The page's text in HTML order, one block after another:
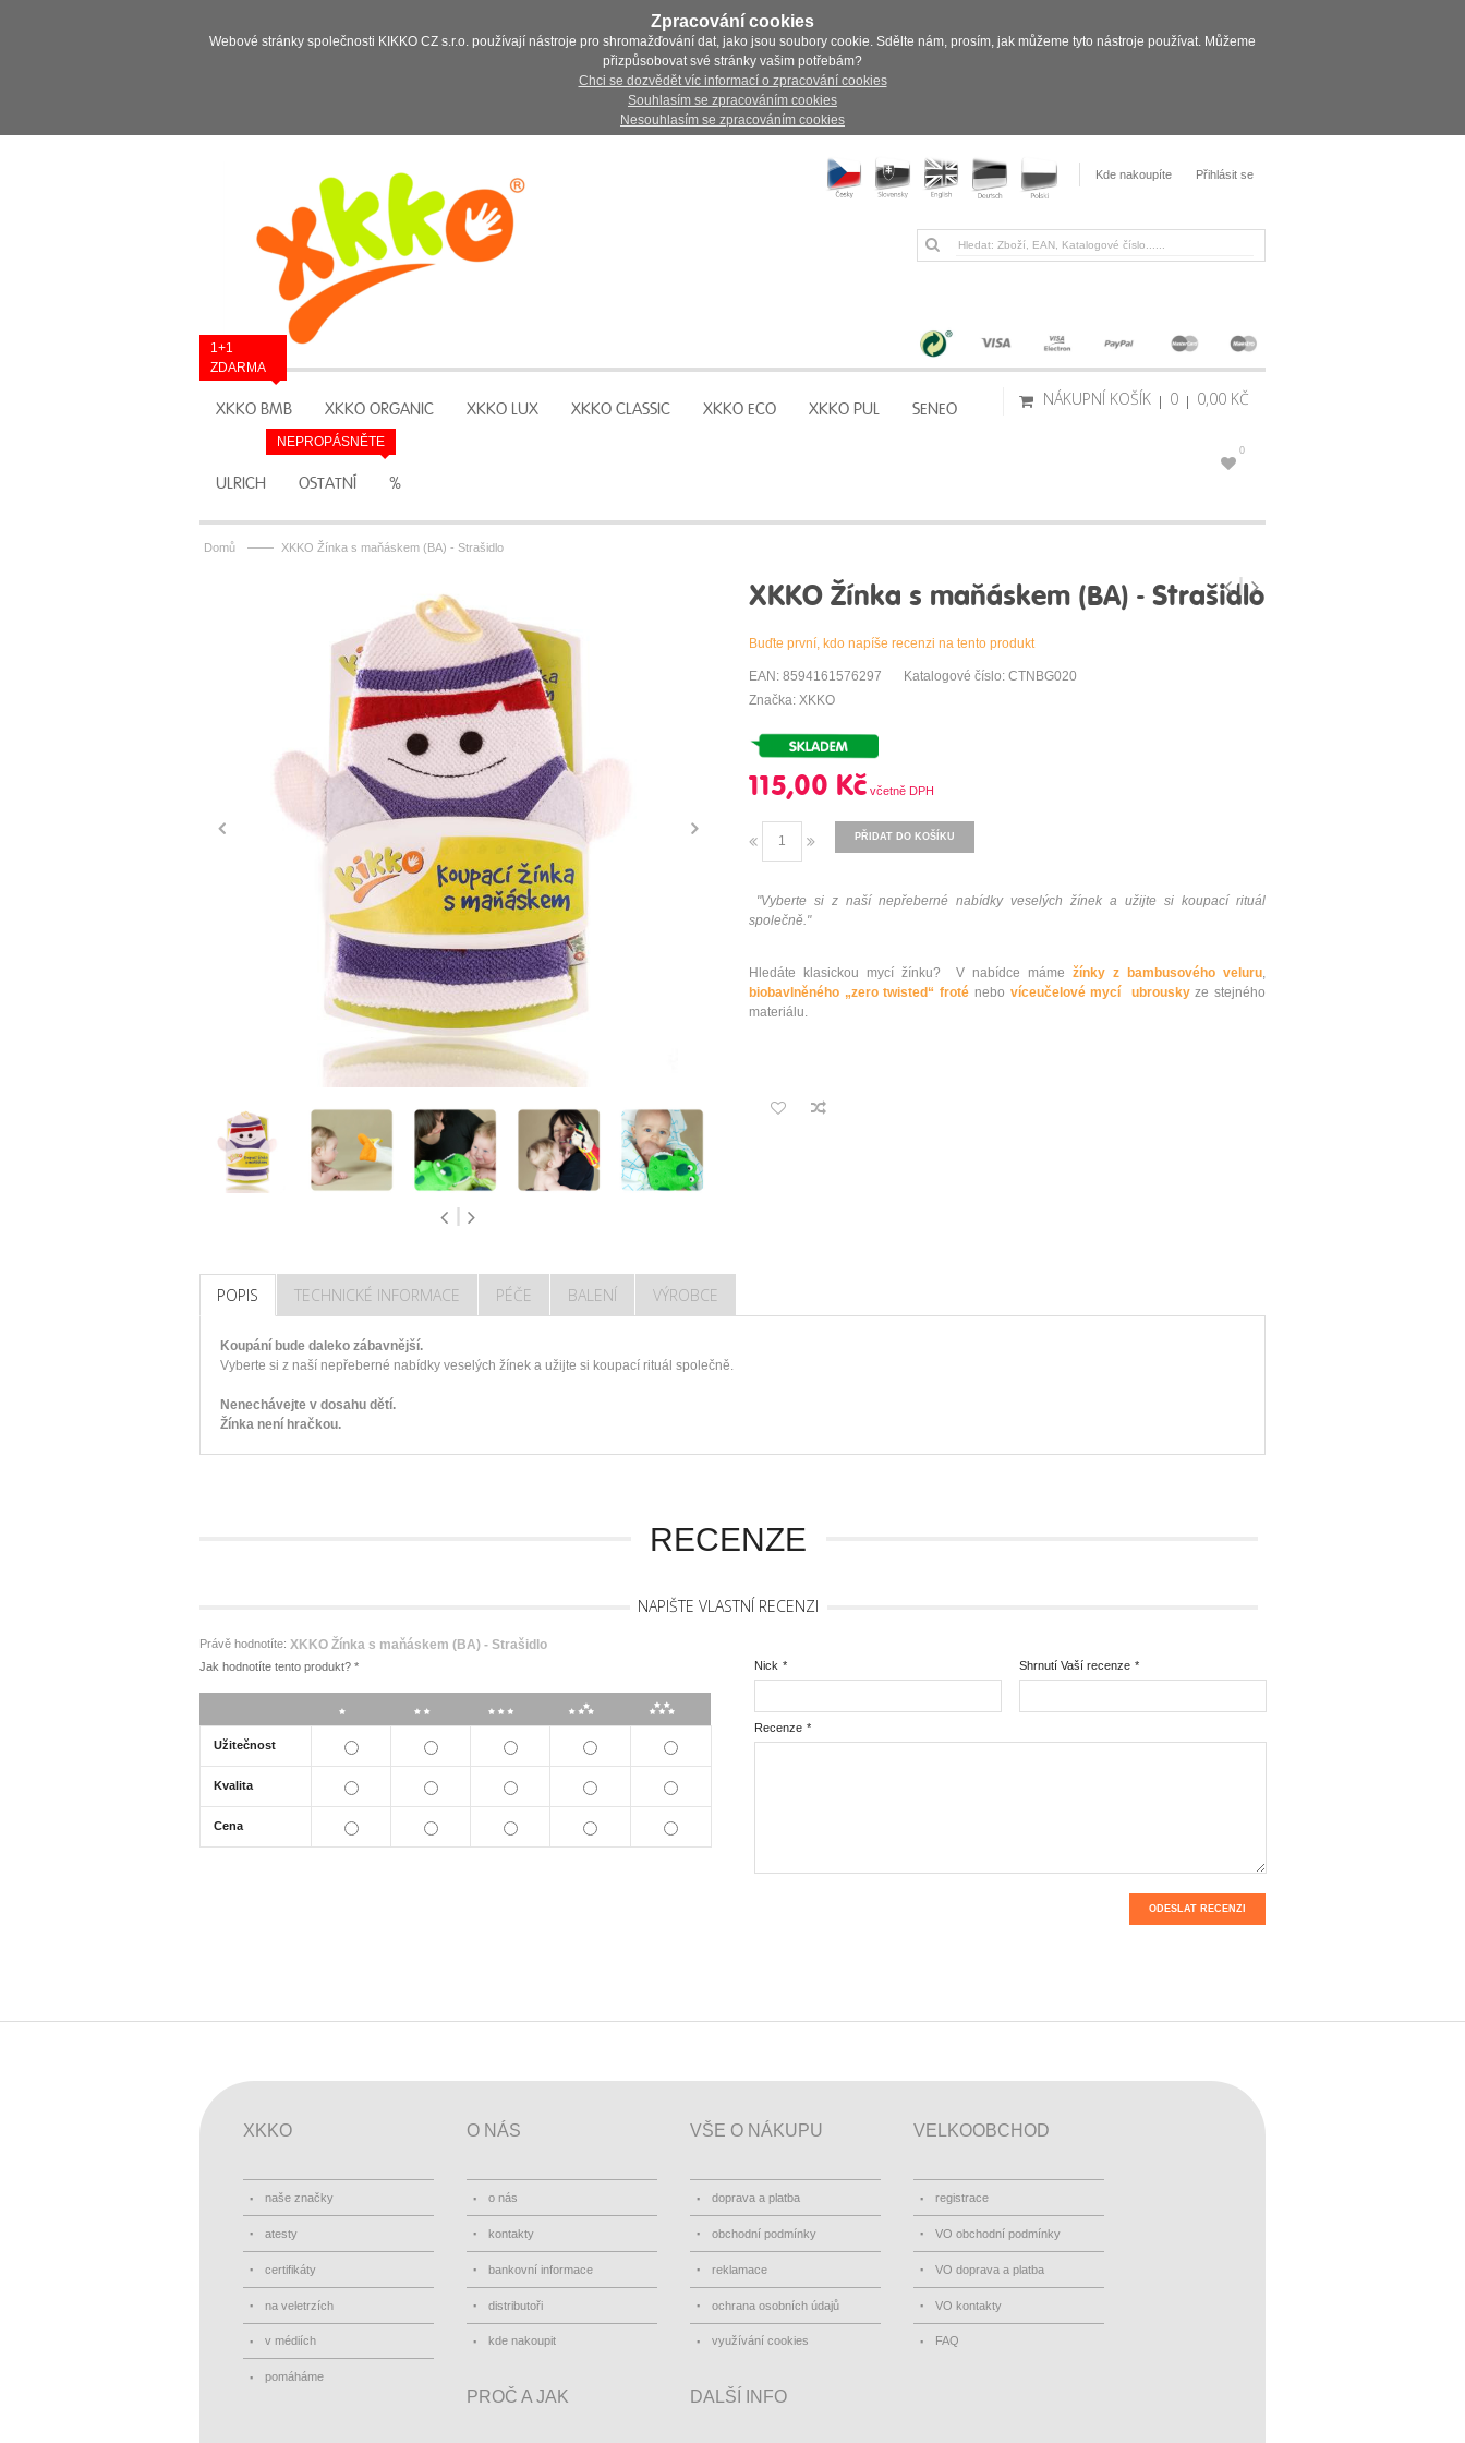
Zpracování cookies
Webové stránky společnosti KIKKO CZ s.r.o. používají nástroje pro shromažďování dat, jako jsou soubory cookie. Sdělte nám, prosím, jak můžeme tyto nástroje používat. Můžeme
přizpůsobovat své stránky vašim potřebám?
Chci se dozvědět víc informací o zpracování cookies
Souhlasím se zpracováním cookies
Nesouhlasím se zpracováním cookies
Kde nakoupíte Přihlásit se
XKKO BMB
1+1
ZDARMA
XKKO ORGANIC XKKO LUX XKKO CLASSIC XKKO ECO XKKO PUL SENEO
ULRICH OSTATNÍ %
NEPROPÁSNĚTE
NÁKUPNÍ KOŠÍK 0 0,00 KČ
0
Domů —— XKKO Žínka s maňáskem (BA) - Strašidlo
XKKO Žínka s maňáskem (BA) - Strašidlo
Buďte první, kdo napíše recenzi na tento produkt
EAN: 8594161576297
Katalogové číslo: CTNBG020
Značka: XKKO
115,00 Kč
PŘIDAT DO KOŠÍKU
"Vyberte si z naší nepřeberné nabídky veselých žínek a užijte si koupací rituál
společně."
Hledáte klasickou mycí žínku? V nabídce máme žínky z bambusového veluru,
biobavlněného „zero twisted“ froté nebo víceučelové mycí ubrouskyze stejného
materiálu.
POPIS TECHNICKÉ INFORMACE PÉČE BALENÍ VÝROBCE
Koupání bude daleko zábavnější.
Vyberte si z naší nepřeberné nabídky veselých žínek a užijte si koupací rituál společně.
Nenechávejte v dosahu dětí.
Žínka není hračkou.
RECENZE
NAPIŠTE VLASTNÍ RECENZI
Právě hodnotíte: XKKO Žínka s maňáskem (BA) - Strašidlo
Jak hodnotíte tento produkt? *
Užitečnost
Kvalita
Cena
*
Nick *
Shrnutí Vaší recenze
*
Recenze
ODESLAT RECENZI
XKKO
naše značky
atesty
certifikáty
na veletrzích
v médiích
pomáháme
O NÁS
o nás
kontakty
bankovní informace
distributoři
kde nakoupit
VŠE O NÁKUPU
doprava a platba
obchodní podmínky
reklamace
ochrana osobních údajů
využívání cookies
VELKOOBCHOD
registrace
VO obchodní podmínky
VO doprava a platba
VO kontakty
FAQ
PROČ A JAK DALŠÍ INFO